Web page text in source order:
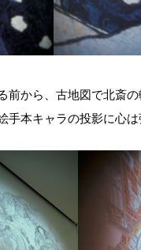
前から、古地図で北斎
手本キャラの投影に心は